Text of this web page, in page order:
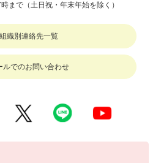
まで（土日祝・年末年始を除く）
組織別連絡先一覧
ルでのお問い合わせ